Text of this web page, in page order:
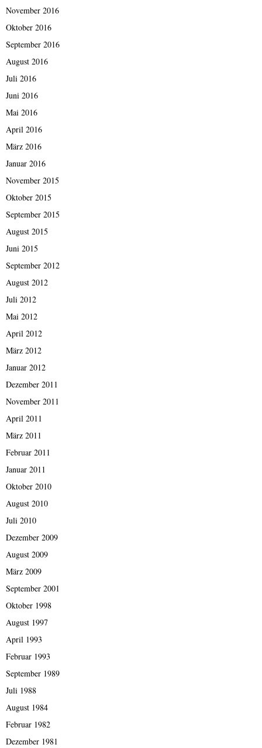
November 2016
Oktober 2016
September 2016
August 2016
Juli 2016
Juni 2016
Mai 2016
April 2016
März 2016
Januar 2016
November 2015
Oktober 2015
September 2015
August 2015
Juni 2015
September 2012
August 2012
Juli 2012
Mai 2012
April 2012
März 2012
Januar 2012
Dezember 2011
November 2011
April 2011
März 2011
Februar 2011
Januar 2011
Oktober 2010
August 2010
Juli 2010
Dezember 2009
August 2009
März 2009
September 2001
Oktober 1998
August 1997
April 1993
Februar 1993
September 1989
Juli 1988
August 1984
Februar 1982
Dezember 1981